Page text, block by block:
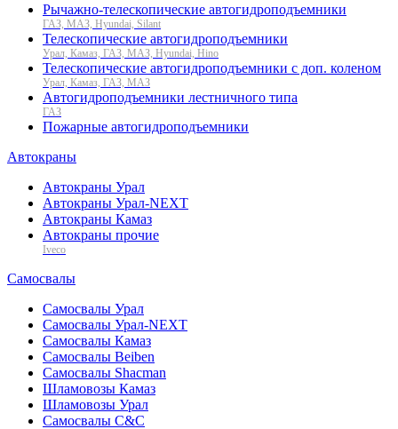
Рычажно-телескопические автогидроподъемники
ГАЗ, МАЗ, Hyundai, Silant
Телескопические автогидроподъемники
Урал, Камаз, ГАЗ, МАЗ, Hyundai, Hino
Телескопические автогидроподъемники с доп. коленом
Урал, Камаз, ГАЗ, МАЗ
Автогидроподъемники лестничного типа
ГАЗ
Пожарные автогидроподъемники
Автокраны
Автокраны Урал
Автокраны Урал-NEXT
Автокраны Камаз
Автокраны прочие
Iveco
Самосвалы
Самосвалы Урал
Самосвалы Урал-NEXT
Самосвалы Камаз
Самосвалы Beiben
Самосвалы Shacman
Шламовозы Камаз
Шламовозы Урал
Самосвалы C&C